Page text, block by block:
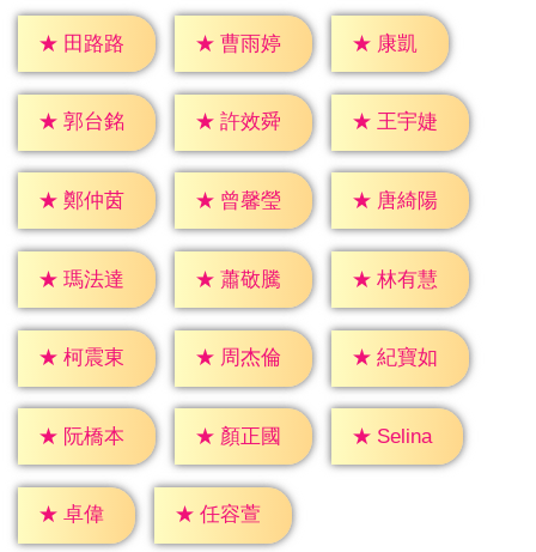
★ 田路路 ★ 曹雨婷 ★ 康凱
★ 郭台銘 ★ 許效舜 ★ 王宇婕
★ 鄭仲茵 ★ 曾馨瑩 ★ 唐綺陽
★ 瑪法達 ★ 蕭敬騰 ★ 林有慧
★ 柯震東 ★ 周杰倫 ★ 紀寶如
★ 阮橋本 ★ 顏正國 ★ Selina
★ 卓偉 ★ 任容萱